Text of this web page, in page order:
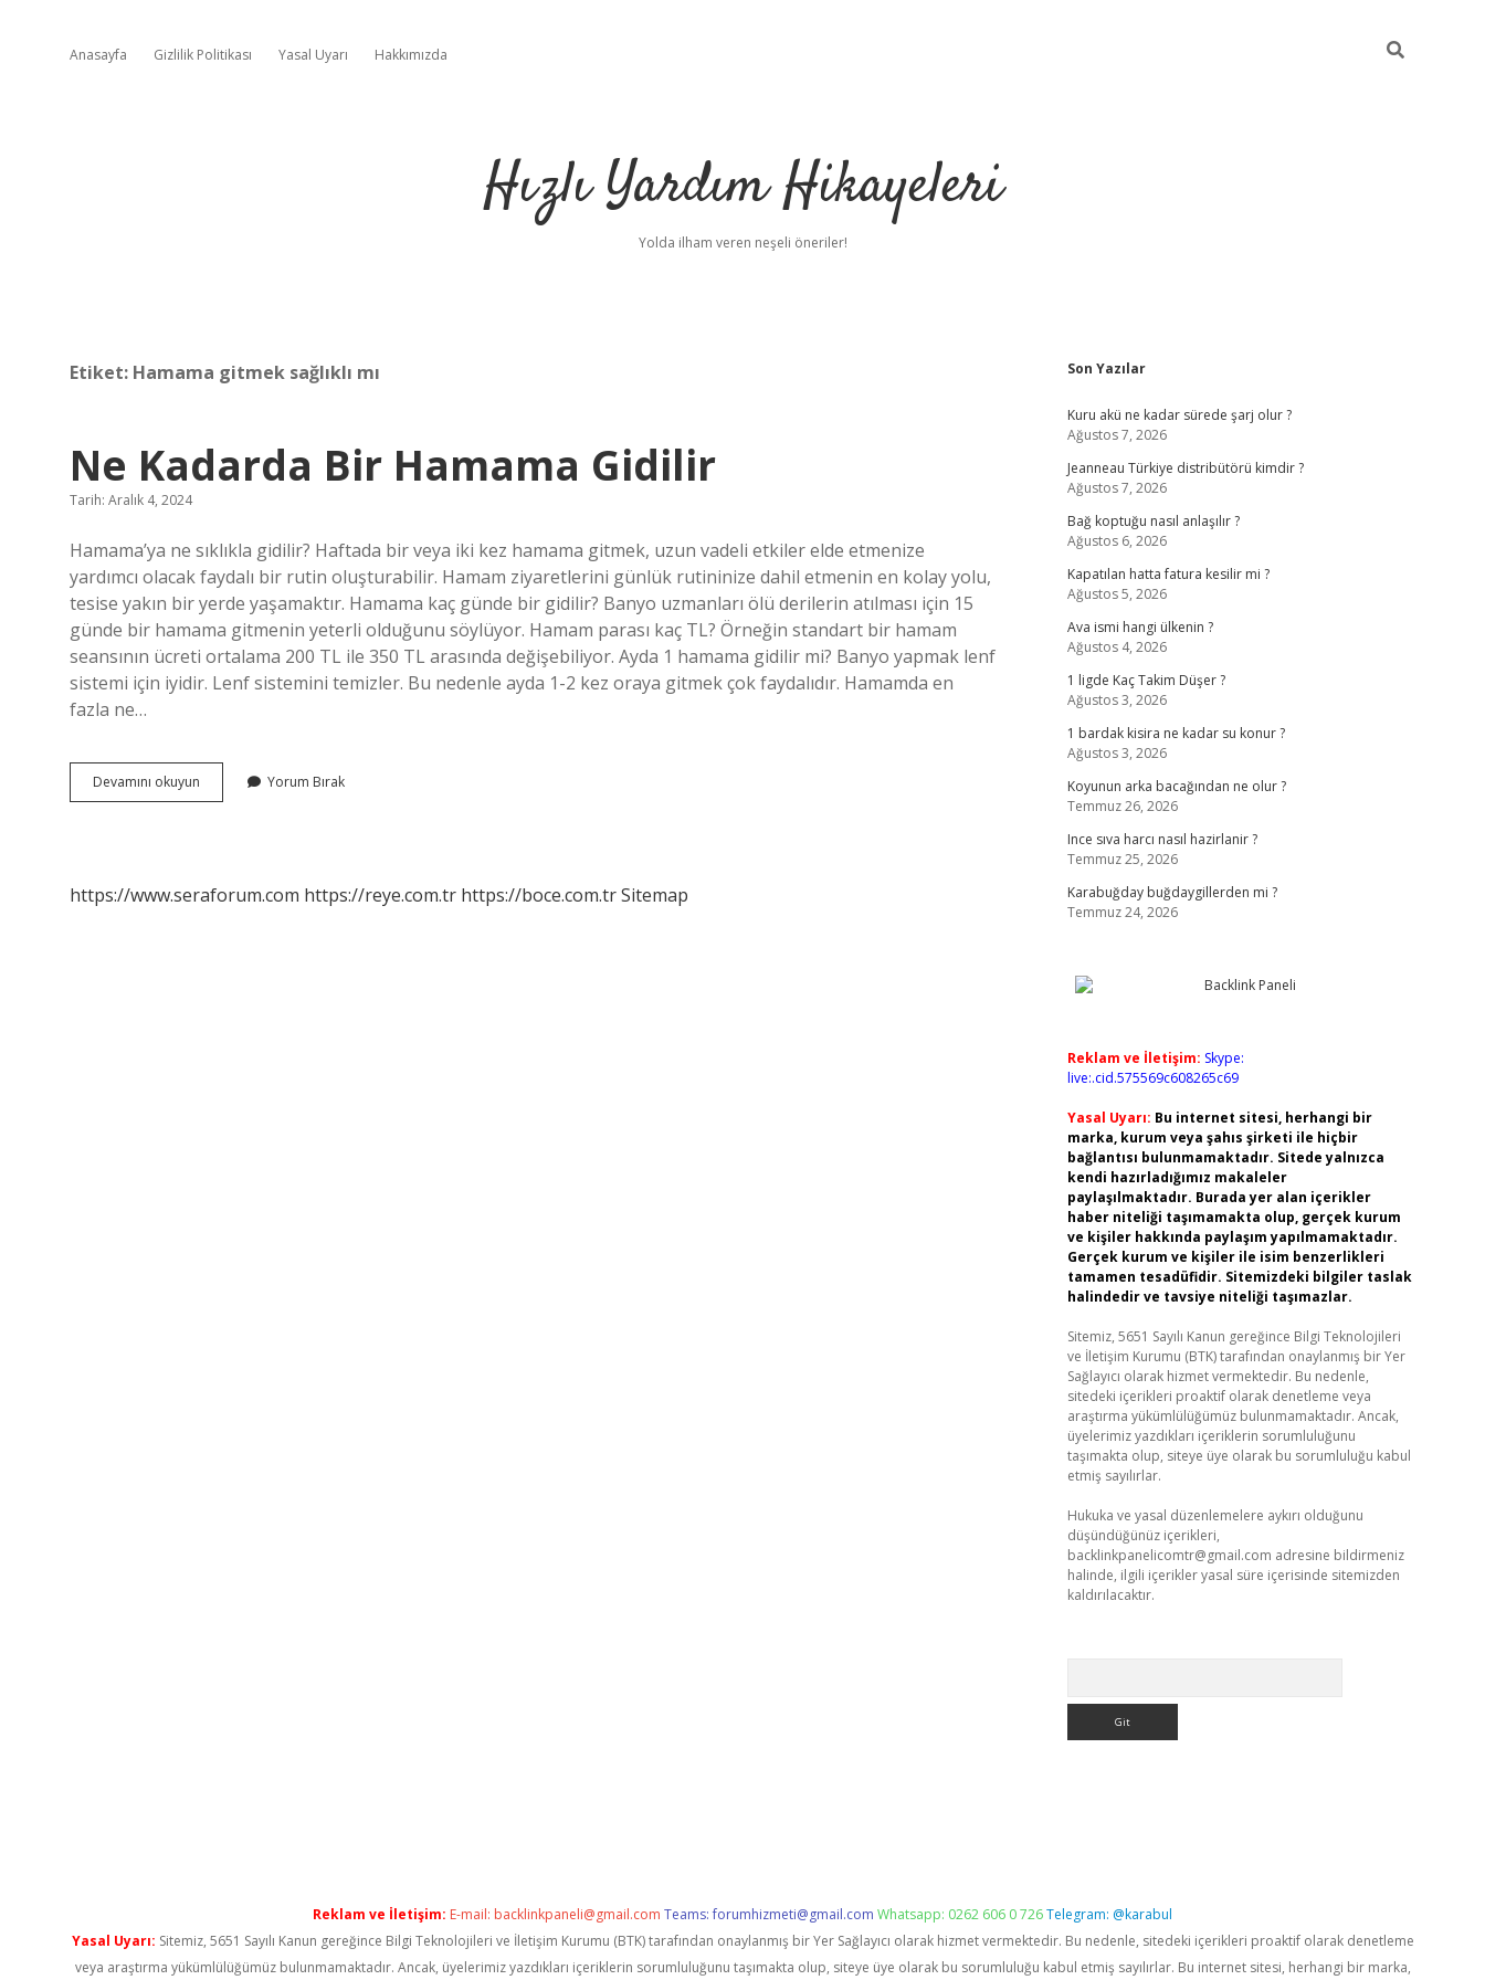
Anasayfa Gizlilik Politikası Yasal Uyarı Hakkımızda
Hızlı Yardım Hikayeleri
Yolda ilham veren neşeli öneriler!
Etiket: Hamama gitmek sağlıklı mı
Ne Kadarda Bir Hamama Gidilir
Tarih: Aralık 4, 2024
Hamama’ya ne sıklıkla gidilir? Haftada bir veya iki kez hamama gitmek, uzun vadeli etkiler elde etmenize
yardımcı olacak faydalı bir rutin oluşturabilir. Hamam ziyaretlerini günlük rutininize dahil etmenin en kolay yolu,
tesise yakın bir yerde yaşamaktır. Hamama kaç günde bir gidilir? Banyo uzmanları ölü derilerin atılması için 15
günde bir hamama gitmenin yeterli olduğunu söylüyor. Hamam parası kaç TL? Örneğin standart bir hamam
seansının ücreti ortalama 200 TL ile 350 TL arasında değişebiliyor. Ayda 1 hamama gidilir mi? Banyo yapmak lenf
sistemi için iyidir. Lenf sistemini temizler. Bu nedenle ayda 1-2 kez oraya gitmek çok faydalıdır. Hamamda en
fazla ne…
Devamını okuyun
Kadarda
Yorum Bırak
https://www.seraforum.com https://reye.com.tr https://boce.com.trSitemap
Sidebar
Son Yazılar
Kuru akü ne kadar sürede şarj olur ?
Ağustos 7, 2026
Jeanneau Türkiye distribütörü kimdir ?
Ağustos 7, 2026
Bağ koptuğu nasıl anlaşılır ?
Ağustos 6, 2026
Kapatılan hatta fatura kesilir mi ?
Ağustos 5, 2026
Ava ismi hangi ülkenin ?
Ağustos 4, 2026
1 ligde Kaç Takim Düşer ?
Ağustos 3, 2026
1 bardak kisira ne kadar su konur ?
Ağustos 3, 2026
Koyunun arka bacağından ne olur ?
Temmuz 26, 2026
Ince sıva harcı nasıl hazirlanir ?
Temmuz 25, 2026
Karabuğday buğdaygillerden mi ?
Temmuz 24, 2026
Reklam ve İletişim: Skype:
live:.cid.575569c608265c69
Yasal Uyarı: Bu internet sitesi, herhangi bir
marka, kurum veya şahıs şirketi ile hiçbir
bağlantısı bulunmamaktadır. Sitede yalnızca
kendi hazırladığımız makaleler
paylaşılmaktadır. Burada yer alan içerikler
haber niteliği taşımamakta olup, gerçek kurum
ve kişiler hakkında paylaşım yapılmamaktadır.
Gerçek kurum ve kişiler ile isim benzerlikleri
tamamen tesadüfidir. Sitemizdeki bilgiler taslak
halindedir ve tavsiye niteliği taşımazlar.
Sitemiz, 5651 Sayılı Kanun gereğince Bilgi Teknolojileri
ve İletişim Kurumu (BTK) tarafından onaylanmış bir Yer
Sağlayıcı olarak hizmet vermektedir. Bu nedenle,
sitedeki içerikleri proaktif olarak denetleme veya
araştırma yükümlülüğümüz bulunmamaktadır. Ancak,
üyelerimiz yazdıkları içeriklerin sorumluluğunu
taşımakta olup, siteye üye olarak bu sorumluluğu kabul
etmiş sayılırlar.
Hukuka ve yasal düzenlemelere aykırı olduğunu
düşündüğünüz içerikleri,
backlinkpanelicomtr@gmail.com adresine bildirmeniz
halinde, ilgili içerikler yasal süre içerisinde sitemizden
kaldırılacaktır.
Reklam ve İletişim: E-mail: backlinkpaneli@gmail.com Teams:forumhizmeti@gmail.com Whatsapp: 0262 606 0 726Telegram: @karabul
Yasal Uyarı: Sitemiz, 5651 Sayılı Kanun gereğince Bilgi Teknolojileri ve İletişim Kurumu (BTK) tarafından onaylanmış bir Yer Sağlayıcı olarak hizmet vermektedir. Bu nedenle, sitedeki içerikleri proaktif olarak denetleme
veya araştırma yükümlülüğümüz bulunmamaktadır. Ancak, üyelerimiz yazdıkları içeriklerin sorumluluğunu taşımakta olup, siteye üye olarak bu sorumluluğu kabul etmiş sayılırlar. Bu internet sitesi, herhangi bir marka,